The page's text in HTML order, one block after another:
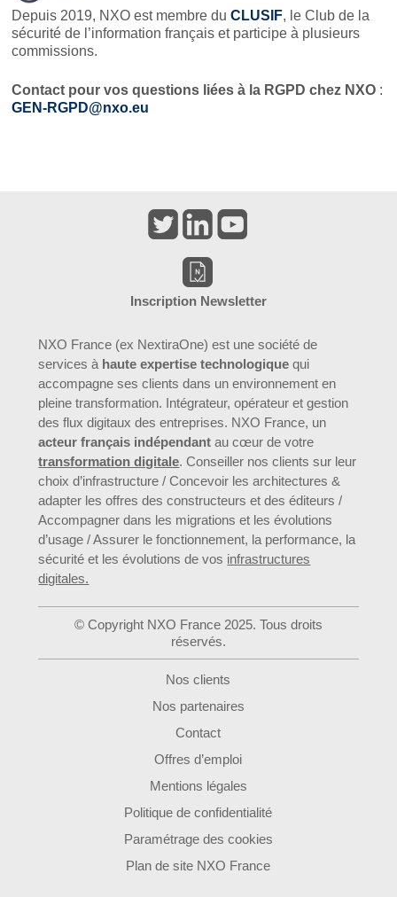
Depuis 2019, NXO est membre duCLUSIF, le Club de la
sécurité de l’information français et participe à plusieurs
commissions.
Contact pour vos questions liées à la RGPD chez NXO :
GEN-RGPD@nxo.eu
Inscription Newsletter
NXO France (ex NextiraOne) est une société de
services à haute expertise technologique qui
accompagne ses clients dans un environnement en
pleine transformation. Intégrateur, opérateur et gestion
des flux digitaux des entreprises. NXO France, un
acteur français indépendant au cœur de votre
transformation digitale. Conseiller nos clients sur leur
choix d’infrastructure / Concevoir les architectures &
adapter les offres des constructeurs et des éditeurs /
Accompagner dans les migrations et les évolutions
d’usage / Assurer le fonctionnement, la performance, la
sécurité et les évolutions de vos infrastructures
digitales.
© Copyright NXO France 2025. Tous droits
réservés.
Nos clients
Nos partenaires
Contact
Offres d’emploi
Mentions légales
Politique de confidentialité
Paramétrage des cookies
Plan de site NXO France